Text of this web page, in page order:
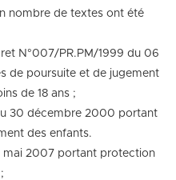
nombre de textes ont été
N°007/PR.PM/1999 du 06
de poursuite et de jugement
de 18 ans ;
30 décembre 2000 portant
des enfants.
mai 2007 portant protection